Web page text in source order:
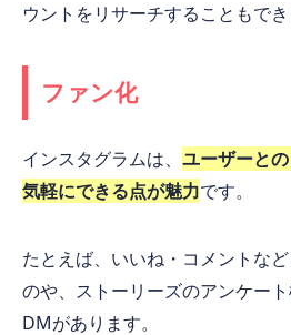
ウントをリサーチすることもでき
ファン化
インスタグラムは、 ユーザーと
気軽にできる点が魅力です。
たとえば、いいね・コメントな
のや、ストーリーズのアンケート
DMがあります。